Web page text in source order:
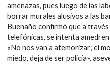
amenazas, pues luego de las
borrar murales alusivos a las
Buenaño confirmó que a
telefónicas, se intenta
«No nos van a atemorizar; el
miedo, deja de ser policía»,